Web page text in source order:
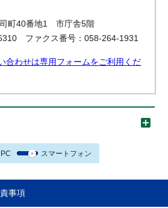
町40番地1 市庁舎5階
ファクス番号：058-264-1931
合わせは専用フォームをご利用くだ
PC スマートフォン
事項